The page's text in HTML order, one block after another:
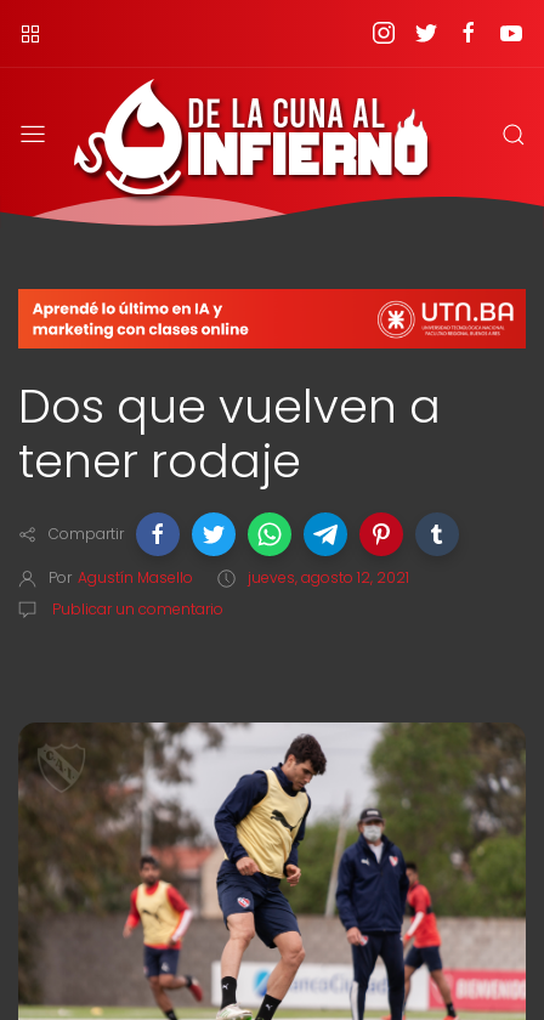
Dos que vuelven a
tener rodaje
Compartir
Por Agustín Masello
jueves, agosto 12, 2021
Publicar un comentario